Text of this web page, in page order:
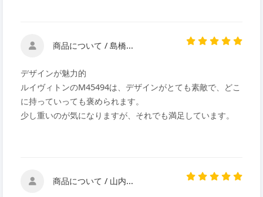
商品について / 島橋...
デザインが魅力的
ルイヴィトンのM45494は、デザインがとても素敵で、どこ
に持っていっても褒められます。
少し重いのが気になりますが、それでも満足しています。
商品について / 山内...